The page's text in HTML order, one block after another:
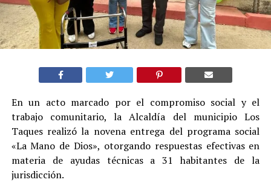
En un acto marcado por el compromiso social y el
trabajo comunitario, la Alcaldía del municipio Los
Taques realizó la novena entrega del programa social
«La Mano de Dios», otorgando respuestas efectivas en
materia de ayudas técnicas a 31 habitantes de la
jurisdicción.